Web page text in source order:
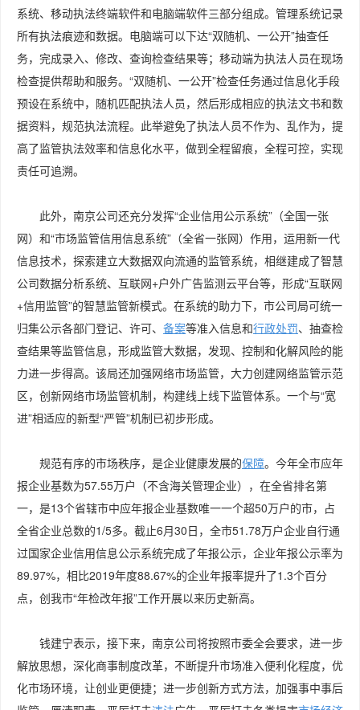
系统、移动执法终端软件和电脑端软件三部分组成。管理系统记录
所有执法痕迹和数据。电脑端可以下达“双随机、一公开”抽查任
务，完成录入、修改、查询检查结果等；移动端为执法人员在现场
检查提供帮助和服务。“双随机、一公开”检查任务通过信息化手段
预设在系统中，随机匹配执法人员，然后形成相应的执法文书和数
据资料，规范执法流程。此举避免了执法人员不作为、乱作为，提
高了监管执法效率和信息化水平，做到全程留痕，全程可控，实现
责任可追溯。
此外，南京公司还充分发挥“企业信用公示系统”（全国一张
网）和“市场监管信用信息系统”（全省一张网）作用，运用新一代
信息技术，探索建立大数据双向流通的监管系统，相继建成了智慧
公司数据分析系统、互联网+户外广告监测云平台等，形成“互联网
+信用监管”的智慧监管新模式。在系统的助力下，市公司局可统一
归集公示各部门登记、许可、 备案等准入信息和行政处罚、抽查检
查结果等监管信息，形成监管大数据，发现、控制和化解风险的能
力进一步得高。该局还加强网络市场监管，大力创建网络监管示范
区，创新网络市场监管机制，构建线上线下监管体系。一个与“宽
进”相适应的新型“严管”机制已初步形成。
规范有序的市场秩序，是企业健康发展的保障。今年全市应年
报企业基数为57.55万户（不含海关管理企业），在全省排名第
一，是13个省辖市中应年报企业基数唯一一个超50万户的市，占
全省企业总数的1/5多。截止6月30日，全市51.78万户企业自行通
过国家企业信用信息公示系统完成了年报公示，企业年报公示率为
89.97%，相比2019年度88.67%的企业年报率提升了1.3个百分
点，创我市“年检改年报”工作开展以来历史新高。
钱建宁表示，接下来，南京公司将按照市委全会要求，进一步
解放思想，深化商事制度改革，不断提升市场准入便利化程度，优
化市场环境，让创业更便捷；进一步创新方式方法，加强事中事后